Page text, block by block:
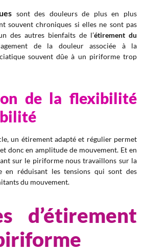
sont des douleurs de plus en plus
souvent chroniques si elles ne sont pas
des autres bienfaits de l’étirement du
de la douleur associée à la
souvent dûe à un piriforme trop
de la flexibilité
un étirement adapté et régulier permet
donc en amplitude de mouvement. Et en
sur le piriforme nous travaillons sur la
en réduisant les tensions qui sont des
du mouvement.
d’étirement